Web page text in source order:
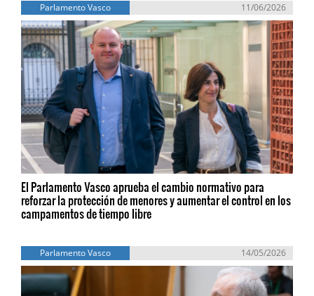
Parlamento Vasco 11/06/2026
El Parlamento Vasco aprueba el cambio normativo para
reforzar la protección de menores y aumentar el control en los
campamentos de tiempo libre
Parlamento Vasco 14/05/2026